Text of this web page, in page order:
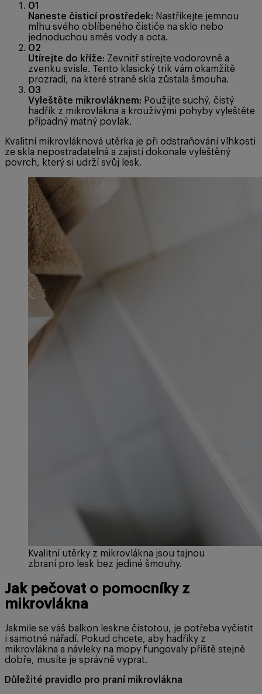
01
Naneste čisticí prostředek: Nastříkejte jemnou
mlhu svého oblíbeného čističe na sklo nebo
jednoduchou směs vody a octa.
02
Utírejte do kříže: Zevnitř stírejte vodorovně a
zvenku svisle. Tento klasický trik vám okamžitě
prozradí, na které straně skla zůstala šmouha.
03
Vyleštěte mikrovláknem: Použijte suchý, čistý
hadřík z mikrovlákna a krouživými pohyby vyleštěte
případný matný povlak.
Kvalitní mikrovláknová utěrka je při odstraňování vlhkosti
ze skla nepostradatelná a zajistí dokonale vyleštěný
povrch, který si udrží svůj lesk.
Kvalitní utěrky z mikrovlákna jsou tajnou
zbraní pro lesk bez jediné šmouhy.
Jak pečovat o pomocníky z
mikrovlákna
Jakmile se váš balkon leskne čistotou, je potřeba vyčistit
i samotné nářadí. Pokud chcete, aby hadříky z
mikrovlákna a návleky na mopy fungovaly příště stejně
dobře, musíte je správně vyprat.
Důležité pravidlo pro praní mikrovlákna